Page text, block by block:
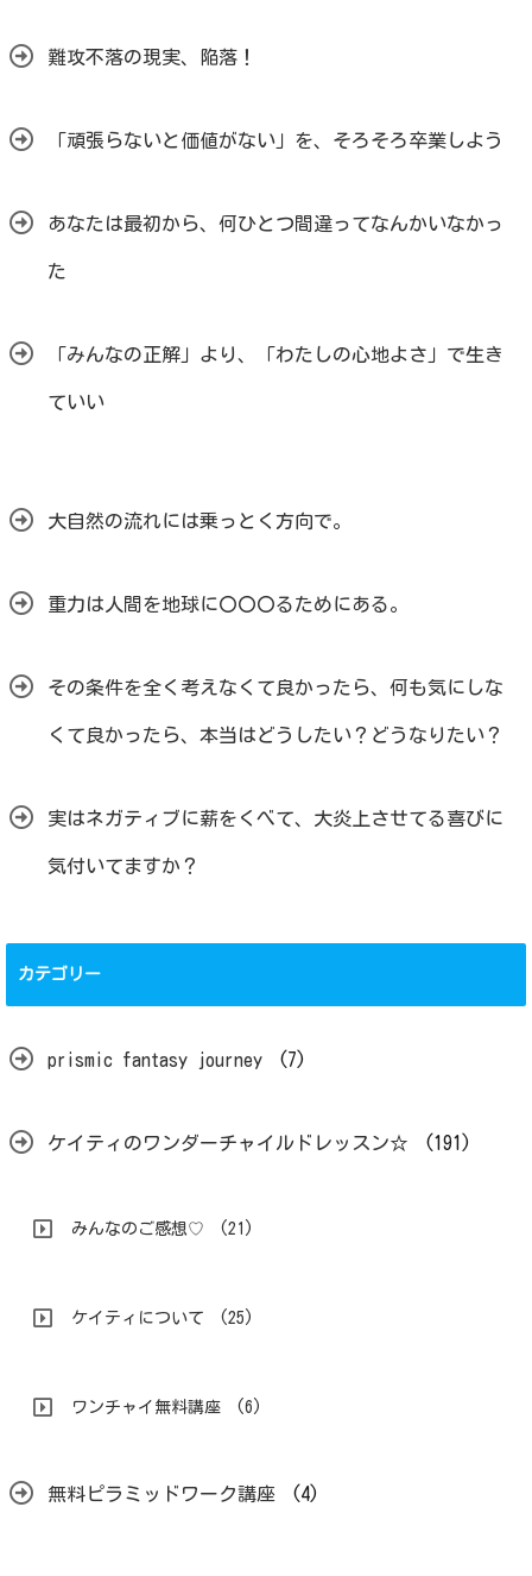
難攻不落の現実、陥落！
「頑張らないと価値がない」を、そろそろ卒業しよう
あなたは最初から、何ひとつ間違ってなんかいなかっ
た
「みんなの正解」より、「わたしの心地よさ」で生き
ていい
大自然の流れには乗っとく方向で。
重力は人間を地球に〇〇〇るためにある。
その条件を全く考えなくて良かったら、何も気にしな
くて良かったら、本当はどうしたい？どうなりたい？
実はネガティブに薪をくべて、大炎上させてる喜びに
気付いてますか？
カテゴリー
prismic fantasy journey (7)
ケイティのワンダーチャイルドレッスン☆ (191)
みんなのご感想♡ (21)
ケイティについて (25)
ワンチャイ無料講座 (6)
無料ピラミッドワーク講座 (4)